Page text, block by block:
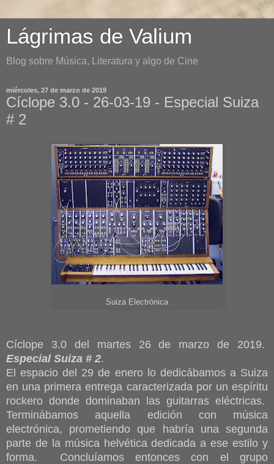
Lágrimas de Valium
Blog sobre Música, Literatura y algo de Cine
miércoles, 27 de marzo de 2019
Cíclope 3.0 - 26-03-19 - Especial Suiza
# 2
Suiza Electrónica
Cíclope 3.0 del martes 26 de marzo de 2019.
Especial Suiza # 2.
El espacio del 29 de enero lo dedicábamos a Suiza
en una primera entrega caracterizada por un espíritu
rockero donde dominaban las guitarras eléctricas.
Terminábamos aquella edición con música
electrónica, prometiendo que habría una segunda
parte de la música helvética dedicada a ese estilo y
forma. Concluíamos entonces con el grupo